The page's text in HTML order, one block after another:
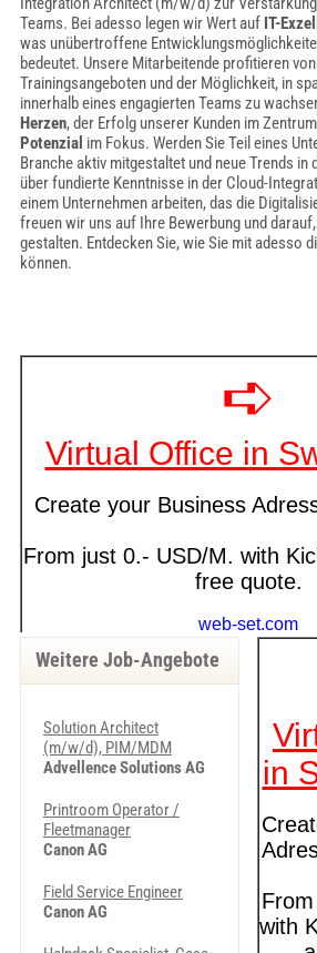
Teams. Bei adesso legen wir Wert auf IT-
was unübertroffene
bedeutet. Unsere Mitarbeitende profitieren
Trainingsangeboten und der Möglichkeit, in
innerhalb eines engagierten Teams zu
Herzen, der Erfolg unserer Kunden im
Potenzial im Fokus. Werden Sie Teil eines
Branche aktiv mitgestaltet und neue Trends in
über fundierte Kenntnisse in der Cloud-
einem Unternehmen arbeiten, das die
freuen wir uns auf Ihre Bewerbung und
gestalten. Entdecken Sie, wie Sie mit adesso
können.
Weitere Job-Angebote
Solution Architect
(m/w/d), PIM/MDM
Advellence Solutions AG
Printroom Operator /
Fleetmanager
Canon AG
Field Service Engineer
Canon AG